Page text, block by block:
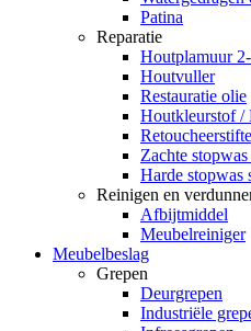
Patina
Reparatie
Houtplamuur
Houtvuller
Restauratie olie
Houtkleurstof /
Zachte stopwas
Harde stopwas
Reinigen en
Afbijtmiddel
Meubelreiniger
Meubelbeslag
Grepen
Deurgrepen
Industriële